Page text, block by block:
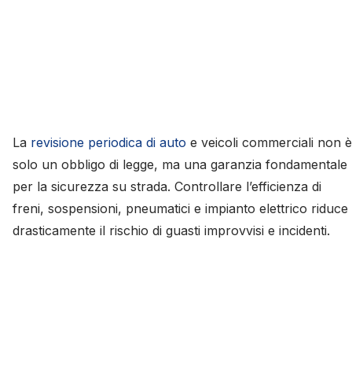
La revisione periodica di auto e veicoli commerciali non è
solo un obbligo di legge, ma una garanzia fondamentale
per la sicurezza su strada. Controllare l’efficienza di
freni, sospensioni, pneumatici e impianto elettrico riduce
drasticamente il rischio di guasti improvvisi e incidenti.